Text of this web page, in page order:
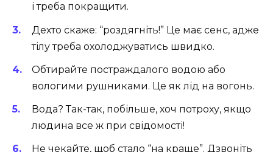
і треба покращити.
Дехто скаже: “роздягніть!” Це має сенс, адже
тілу треба охолоджуватись швидко.
Обтирайте постраждалого водою або
вологими рушниками. Це як лід на вогонь.
Вода? Так-так, побільше, хоч потроху, якщо
людина все ж при свідомості!
Не чекайте, щоб стало “на краще”. Дзвоніть